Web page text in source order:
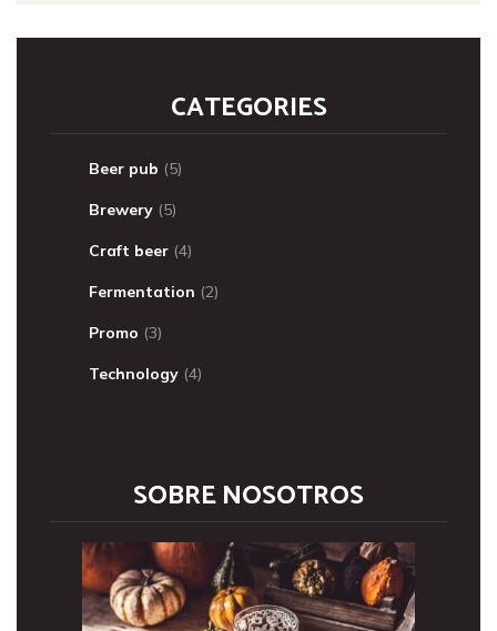
CATEGORIES
Beer pub (5)
Brewery (5)
Craft beer (4)
Fermentation (2)
Promo (3)
Technology (4)
SOBRE NOSOTROS